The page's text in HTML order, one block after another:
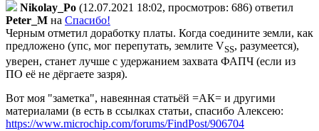
Nikolay_Po (12.07.2021 18:02, просмотров: 686) ответил
Peter_M на Спасибо!
Черным отметил доработку платы. Когда соедините земли, как
предложено (упс, мог перепутать, землите VSS, разумеется),
уверен, станет лучше с удержанием захвата ФАПЧ (если из
ПО её не дёргаете зазря).
Вот моя "заметка", навеянная статьёй =АК= и другими
материалами (в есть в ссылках статьи, спасибо Алексею:
https://www.microchip.com/forums/FindPost/906704